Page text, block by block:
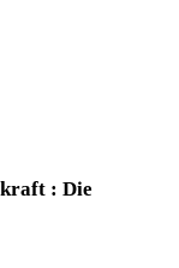
: Die